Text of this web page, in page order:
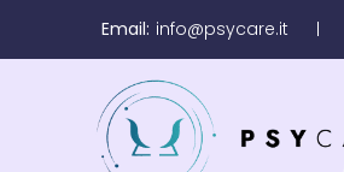
Email: info@psycare.it